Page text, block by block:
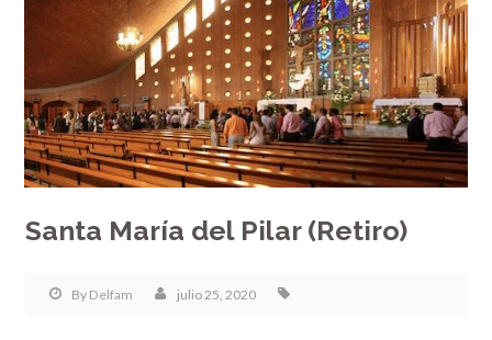
Santa María del Pilar (Retiro)
By Delfam julio 25, 2020